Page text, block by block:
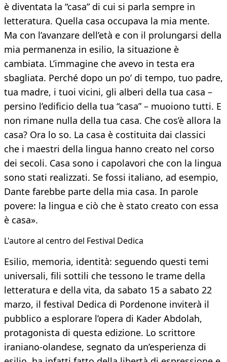
è diventata la “casa” di cui si parla sempre in
letteratura. Quella casa occupava la mia mente.
Ma con l’avanzare dell’età e con il prolungarsi della
mia permanenza in esilio, la situazione è
cambiata. L’immagine che avevo in testa era
sbagliata. Perché dopo un po’ di tempo, tuo padre,
tua madre, i tuoi vicini, gli alberi della tua casa –
persino l’edificio della tua “casa” – muoiono tutti. E
non rimane nulla della tua casa. Che cos’è allora la
casa? Ora lo so. La casa è costituita dai classici
che i maestri della lingua hanno creato nel corso
dei secoli. Casa sono i capolavori che con la lingua
sono stati realizzati. Se fossi italiano, ad esempio,
Dante farebbe parte della mia casa. In parole
povere: la lingua e ciò che è stato creato con essa
è casa».
L'autore al centro del Festival Dedica
Esilio, memoria, identità: seguendo questi temi
universali, fili sottili che tessono le trame della
letteratura e della vita, da sabato 15 a sabato 22
marzo, il festival Dedica di Pordenone inviterà il
pubblico a esplorare l’opera di Kader Abdolah,
protagonista di questa edizione. Lo scrittore
iraniano-olandese, segnato da un’esperienza di